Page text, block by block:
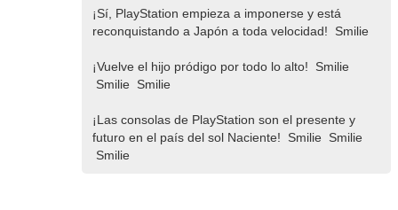
¡Sí, PlayStation empieza a imponerse y está
reconquistando a Japón a toda velocidad! Smilie
¡Vuelve el hijo pródigo por todo lo alto! Smilie
Smilie Smilie
¡Las consolas de PlayStation son el presente y
futuro en el país del sol Naciente! Smilie Smilie
Smilie